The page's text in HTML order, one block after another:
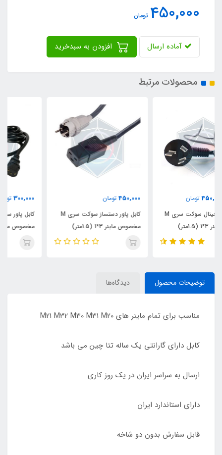
450,000 تومان
آماده ارسال
محصولات مرتبط
450,000
کابل پاور دستساز سوکت سری M
مخصوص ماینر 3*1 (1.5متر)
کابل پاور سوکت کامپیوتری
مخصوص ماینر 3*1.5 (1.5متر)
توضیحات محصول دیدگاه‌ها
مناسب برای تمام ماینر های M21 M32 M30 M31 M20
کابل دارای گارانتی یک ساله تتا چین می باشد
ارسال به سراسر ایران در یک روز کاری
دارای استاندارد ایران
قابل سفارش بدون دو شاخه